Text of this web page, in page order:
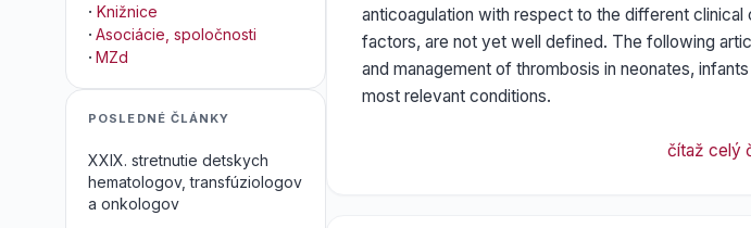
anticoagulation with respect to the different
factors, are not yet well defined. The following
and management of thrombosis in neonates,
most relevant conditions.
čítaž celý
· Knižnice
· Asociácie, spoločnosti
· MZd
POSLEDNÉ ČLÁNKY
XXIX. stretnutie detskych
hematologov, transfúziologov
a onkologov